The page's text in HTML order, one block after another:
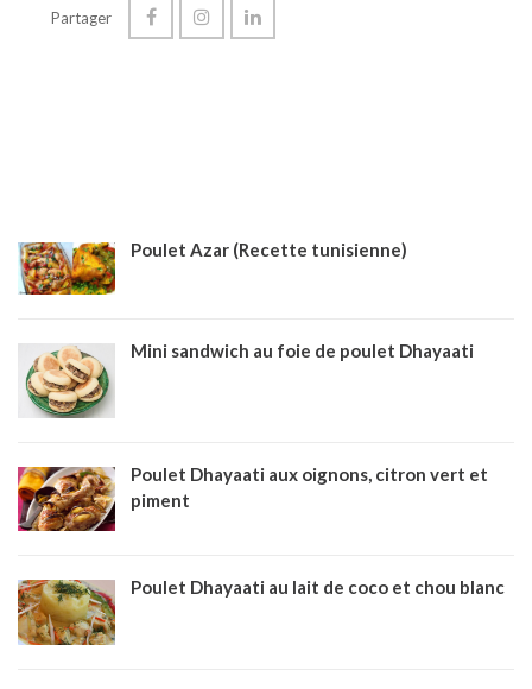
Partager
Poulet Azar (Recette tunisienne)
Mini sandwich au foie de poulet Dhayaati
Poulet Dhayaati aux oignons, citron vert et
piment
Poulet Dhayaati au lait de coco et chou blanc